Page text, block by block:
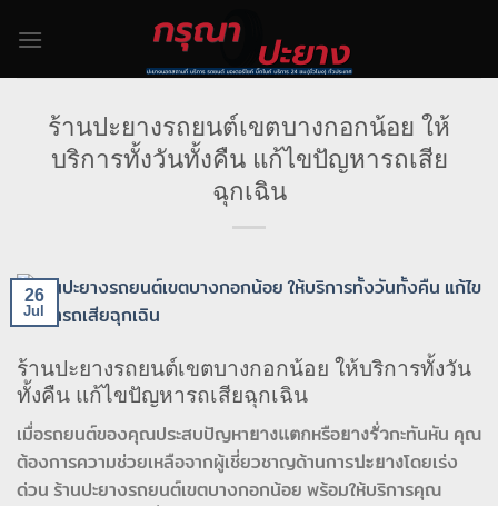
ร้านปะยางรถยนต์เขตบางกอกน้อย ให้
บริการทั้งวันทั้งคืน แก้ไขปัญหารถเสีย
ฉุกเฉิน
26
Jul
ร้านปะยางรถยนต์เขตบางกอกน้อย ให้บริการทั้งวัน
ทั้งคืน แก้ไขปัญหารถเสียฉุกเฉิน
เมื่อรถยนต์ของคุณประสบปัญหายางแตกหรือยางรั่วกะทันหัน คุณ
ต้องการความช่วยเหลือจากผู้เชี่ยวชาญด้านการปะยางโดยเร่ง
ด่วน ร้านปะยางรถยนต์เขตบางกอกน้อย พร้อมให้บริการคุณ